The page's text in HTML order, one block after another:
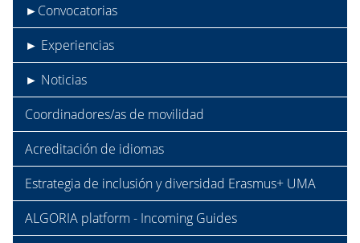
►Convocatorias
► Experiencias
► Noticias
Coordinadores/as de movilidad
Acreditación de idiomas
Estrategia de inclusión y diversidad Erasmus+ UMA
ALGORIA platform - Incoming Guides